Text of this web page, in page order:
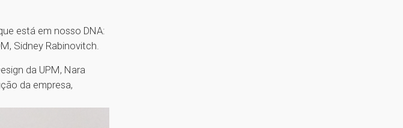
está em nosso DNA:
Sidney Rabinovitch.
da UPM, Nara
da empresa,